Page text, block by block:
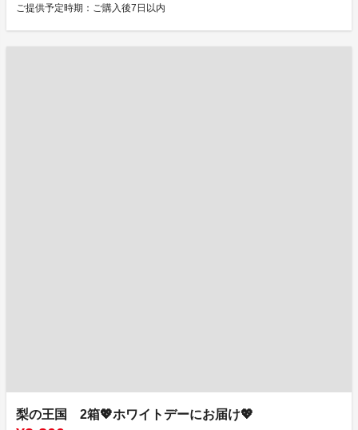
ご提供予定時期：ご購入後7日以内
梨の王国 2箱💖ホワイトデーにお届け💖